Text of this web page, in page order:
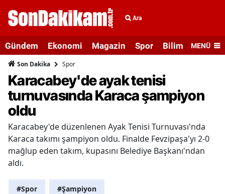
Ara
Gündem Ekonomi Magazin Spor Bilim veMENÜ
Son Dakika Spor
Karacabey'de ayak tenisi
turnuvasında Karaca şampiyon
oldu
Karacabey'de düzenlenen Ayak Tenisi Turnuvası'nda
Karaca takımı şampiyon oldu. Finalde Fevzipaşa'yı 2-0
mağlup eden takım, kupasını Belediye Başkanı'ndan
aldı.
#Spor #Şampiyon